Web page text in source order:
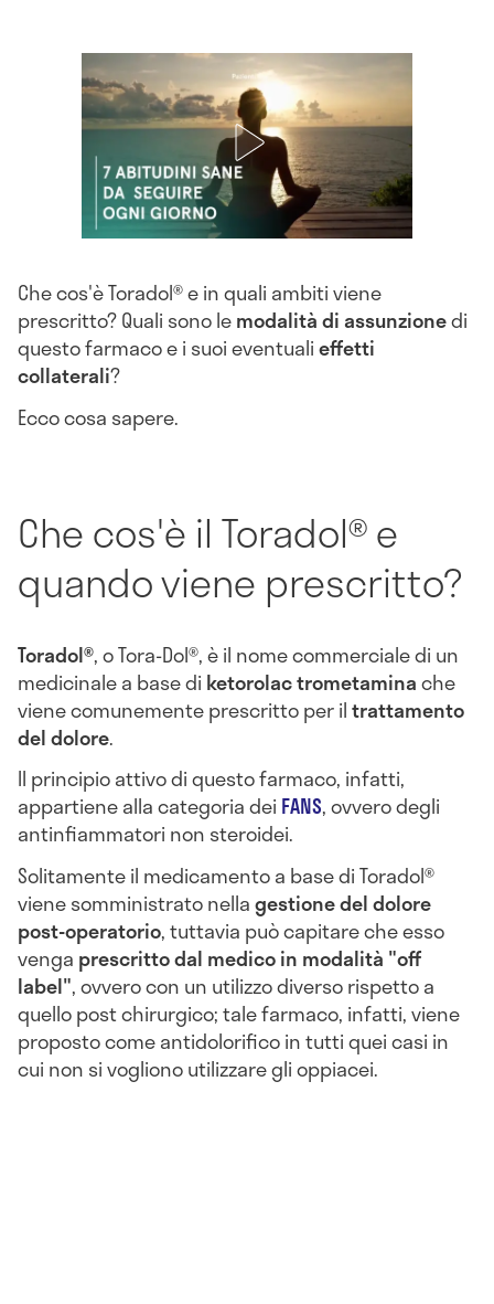
Che cos'è Toradol® e in quali ambiti viene
prescritto? Quali sono lemodalità di assunzionedi
questo farmaco e i suoi eventualieffetti
collaterali?
Ecco cosa sapere.
Che cos'è il Toradol® e
quando viene prescritto?
Toradol®, o Tora-Dol®, è il nome commerciale di un
medicinale a base di ketorolac trometaminache
viene comunemente prescritto per iltrattamento
del dolore.
Il principio attivo di questo farmaco, infatti,
appartiene alla categoria dei FANS, ovvero degli
antinfiammatori non steroidei.
Solitamente il medicamento a base di Toradol®
viene somministrato nellagestione del dolore
post-operatorio, tuttavia può capitare che esso
venga prescritto dal medico in modalità "off
label", ovvero con un utilizzo diverso rispetto a
quello post chirurgico; tale farmaco, infatti, viene
proposto come antidolorifico in tutti quei casi in
cui non si vogliono utilizzare gli oppiacei.